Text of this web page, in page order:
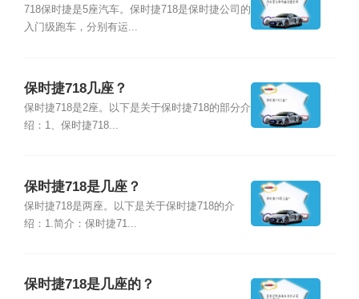
718保时捷是5座汽车。保时捷718是保时捷公司的
入门级跑车，分别有运...
保时捷718几座？
保时捷718是2座。以下是关于保时捷718的部分介
绍：1、保时捷718...
保时捷718是几座？
保时捷718是两座。以下是关于保时捷718的介
绍：1.简介：保时捷71...
保时捷718是几座的？